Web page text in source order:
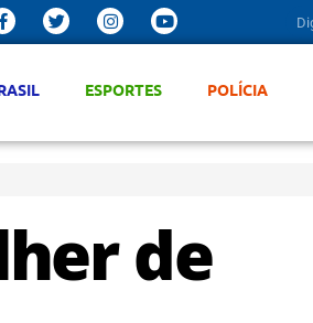
ESPORTES POLÍCIA
de